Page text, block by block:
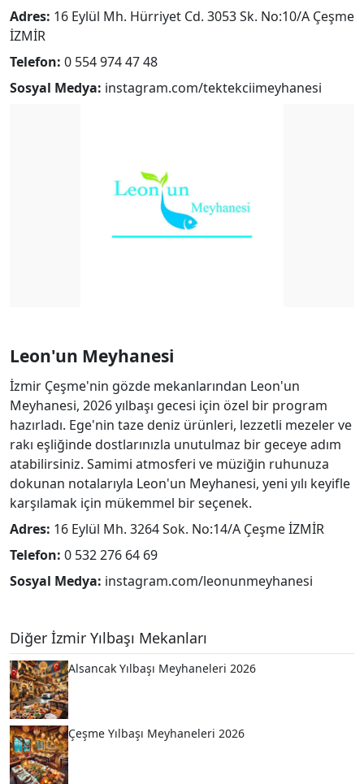
Adres: 16 Eylül Mh. Hürriyet Cd. 3053 Sk. No:10/A Çeşme
İZMİR
Telefon: 0 554 974 47 48
Sosyal Medya: instagram.com/tektekciimeyhanesi
Leon'un Meyhanesi
İzmir Çeşme'nin gözde mekanlarından Leon'un
Meyhanesi, 2026 yılbaşı gecesi için özel bir program
hazırladı. Ege'nin taze deniz ürünleri, lezzetli mezeler ve
rakı eşliğinde dostlarınızla unutulmaz bir geceye adım
atabilirsiniz. Samimi atmosferi ve müziğin ruhunuza
dokunan notalarıyla Leon'un Meyhanesi, yeni yılı keyifle
karşılamak için mükemmel bir seçenek.
Adres: 16 Eylül Mh. 3264 Sok. No:14/A Çeşme İZMİR
Telefon: 0 532 276 64 69
Sosyal Medya: instagram.com/leonunmeyhanesi
Diğer İzmir Yılbaşı Mekanları
Alsancak Yılbaşı Meyhaneleri 2026
Çeşme Yılbaşı Meyhaneleri 2026